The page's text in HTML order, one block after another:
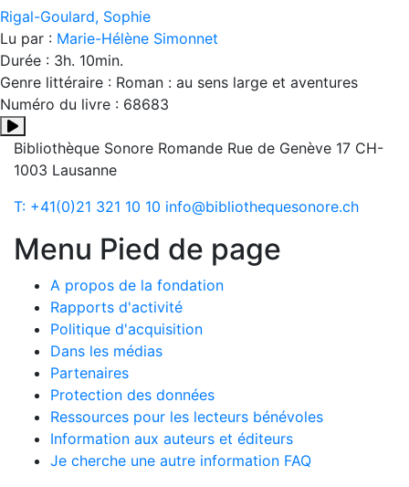
Rigal-Goulard, Sophie
Lu par : Marie-Hélène Simonnet
Durée : 3h. 10min.
Genre littéraire : Roman : au sens large et aventures
Numéro du livre : 68683
Résumé:Parisiennes, les quatre soeurs connaissent tous
Bibliothèque Sonore Romande Rue de Genève 17 CH-
1003 Lausanne
T: +41(0)21 321 10 10 info@bibliothequesonore.ch
Menu Pied de page
A propos de la fondation
Rapports d'activité
Politique d'acquisition
Dans les médias
Partenaires
Protection des données
Ressources pour les lecteurs bénévoles
Information aux auteurs et éditeurs
Je cherche une autre information FAQ